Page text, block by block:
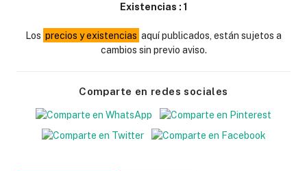
Existencias : 1
Los precios y existencias aquí publicados, están sujetos a
cambios sin previo aviso.
Comparte en redes sociales